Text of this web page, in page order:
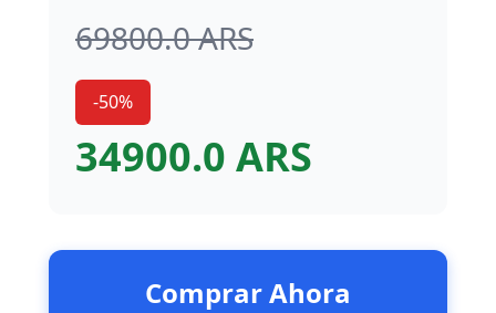
69800.0 ARS
-50%
34900.0 ARS
Comprar Ahora